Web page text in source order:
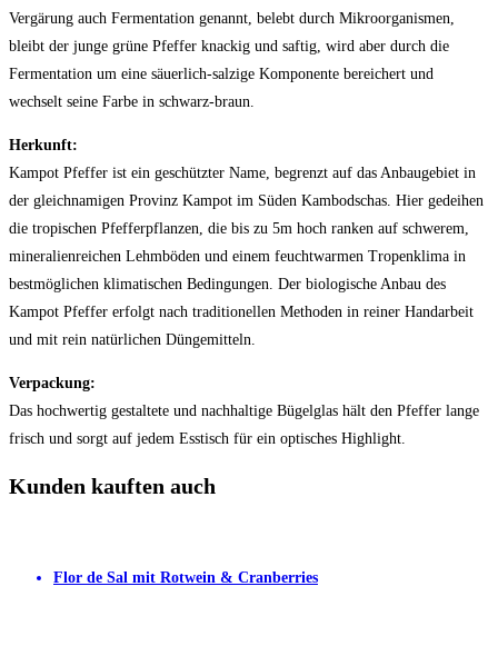
Vergärung auch Fermentation genannt, belebt durch Mikroorganismen,
bleibt der junge grüne Pfeffer knackig und saftig, wird aber durch die
Fermentation um eine säuerlich-salzige Komponente bereichert und
wechselt seine Farbe in schwarz-braun.
Herkunft:
Kampot Pfeffer ist ein geschützter Name, begrenzt auf das Anbaugebiet in
der gleichnamigen Provinz Kampot im Süden Kambodschas. Hier gedeihen
die tropischen Pfefferpflanzen, die bis zu 5m hoch ranken auf schwerem,
mineralienreichen Lehmböden und einem feuchtwarmen Tropenklima in
bestmöglichen klimatischen Bedingungen. Der biologische Anbau des
Kampot Pfeffer erfolgt nach traditionellen Methoden in reiner Handarbeit
und mit rein natürlichen Düngemitteln.
Verpackung:
Das hochwertig gestaltete und nachhaltige Bügelglas hält den Pfeffer lange
frisch und sorgt auf jedem Esstisch für ein optisches Highlight.
Kunden kauften auch
Flor de Sal mit Rotwein & Cranberries